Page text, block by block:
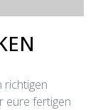
richtigen
eure fertigen